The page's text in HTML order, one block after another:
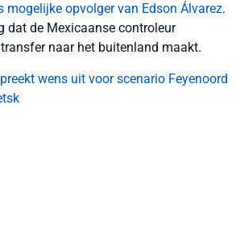
mogelijke opvolger van Edson Álvarez.
dat de Mexicaanse controleur
naar het buitenland maakt.
wens uit voor scenario Feyenoord